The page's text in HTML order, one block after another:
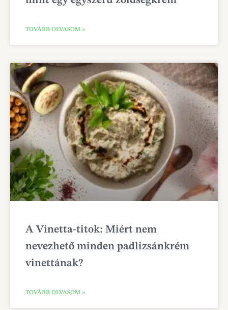
TOVÁBB OLVASOM »
A Vinetta-titok: Miért nem
nevezhető minden padlizsánkrém
vinettának?
TOVÁBB OLVASOM »